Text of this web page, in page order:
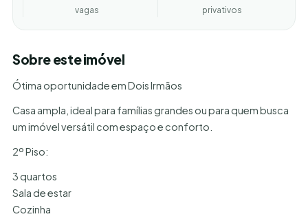
vagas privativos
Sobre este imóvel
Ótima oportunidade em Dois Irmãos
Casa ampla, ideal para famílias grandes ou para quem busca
um imóvel versátil com espaço e conforto.
2º Piso:
3 quartos
Sala de estar
Cozinha